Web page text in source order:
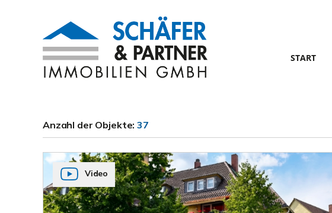
START
Anzahl der Objekte:37
Video